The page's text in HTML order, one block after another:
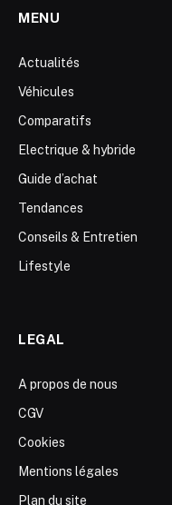
MENU
Actualités
Véhicules
Comparatifs
Electrique & hybride
Guide d’achat
Tendances
Conseils & Entretien
Lifestyle
LEGAL
A propos de nous
CGV
Cookies
Mentions légales
Plan du site